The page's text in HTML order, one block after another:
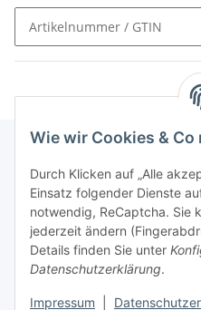
Wie wir Cookies & Co
Durch Klicken auf „Alle
Einsatz folgender Dienste
notwendig, ReCaptcha. Sie
jederzeit ändern
Details finden Sie unter
Datenschutzerklärung.
Impressum
Schnellkauf